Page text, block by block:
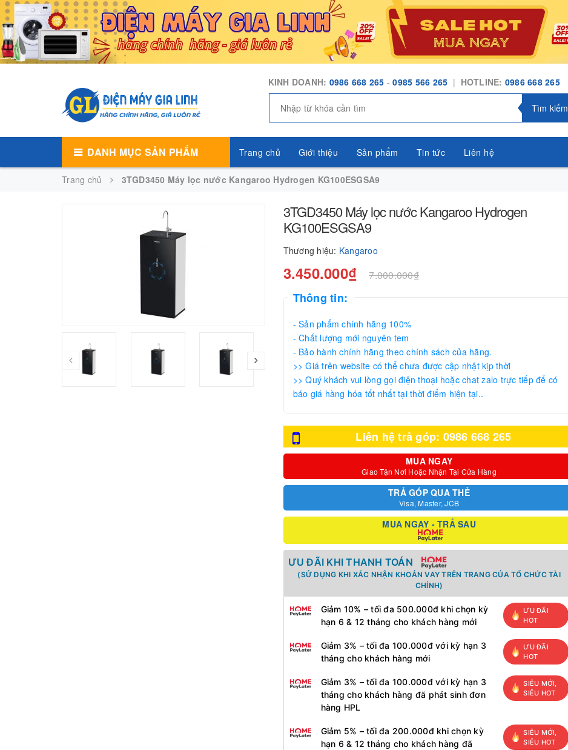
KINH DOANH: 0986 668 265 -0985 566 265 | HOTLINE: 0986 668 265
Tìm kiếm
DANH MỤC SẢN PHẨM Trang chủ Giới thiệu Sản phẩm Tin tức Liên hệ
Trang chủ 3TGD3450 Máy lọc nước Kangaroo Hydrogen KG100ESGSA9
3TGD3450 Máy lọc nước Kangaroo Hydrogen
KG100ESGSA9
Thương hiệu: Kangaroo
3.450.000₫ 7.000.000₫
Thông tin:
- Sản phẩm chính hãng 100%
- Chất lượng mới nguyên tem
- Bảo hành chính hãng theo chính sách của hãng.
>> Giá trên website có thể chưa được cập nhật kịp thời
>> Quý khách vui lòng gọi điện thoại hoặc chat zalo trực tiếp để có
báo giá hàng hóa tốt nhất tại thời điểm hiện tại..
Liên hệ trả góp: 0986 668 265
MUA NGAY
Giao Tận Nơi Hoặc Nhận Tại Cửa Hàng
TRẢ GÓP QUA THẺ
Visa, Master, JCB
MUA NGAY - TRẢ SAU
ƯU ĐÃI KHI THANH TOÁN
(SỬ DỤNG KHI XÁC NHẬN KHOẢN VAY TRÊN TRANG CỦA TỔ CHỨC TÀI
CHÍNH)
Giảm 10% – tối đa 500.000đ khi chọn kỳ
hạn 6 & 12 tháng cho khách hàng mới
ƯU ĐÃI
HOT
Giảm 3% – tối đa 100.000đ với kỳ hạn 3
tháng cho khách hàng mới
ƯU ĐÃI
HOT
Giảm 3% – tối đa 100.000đ với kỳ hạn 3
tháng cho khách hàng đã phát sinh đơn
hàng HPL
SIÊU MỚI,
SIÊU HOT
Giảm 5% – tối đa 200.000đ khi chọn kỳ
hạn 6 & 12 tháng cho khách hàng đã
SIÊU MỚI,
SIÊU HOT